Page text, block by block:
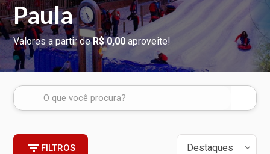
Paula
Valores a partir deR$ 0,00 aproveite!
FILTROS